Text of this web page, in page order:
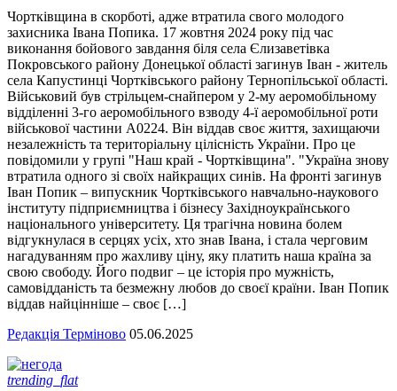
Чортківщина в скорботі, адже втратила свого молодого
захисника Івана Попика. 17 жовтня 2024 року під час
виконання бойового завдання біля села Єлизаветівка
Покровського району Донецької області загинув Іван - житель
села Капустинці Чортківського району Тернопільської області.
Військовий був стрільцем-снайпером у 2-му аеромобільному
відділенні 3-го аеромобільного взводу 4-ї аеромобільної роти
військової частини А0224. Він віддав своє життя, захищаючи
незалежність та територіальну цілісність України. Про це
повідомили у групі "Наш край - Чортківщина". "Україна знову
втратила одного зі своїх найкращих синів. На фронті загинув
Іван Попик – випускник Чортківського навчально-наукового
інституту підприємництва і бізнесу Західноукраїнського
національного університету. Ця трагічна новина болем
відгукнулася в серцях усіх, хто знав Івана, і стала черговим
нагадуванням про жахливу ціну, яку платить наша країна за
свою свободу. Його подвиг – це історія про мужність,
самовідданість та безмежну любов до своєї країни. Іван Попик
віддав найцінніше – своє […]
Редакція Терміново 05.06.2025
trending_flat